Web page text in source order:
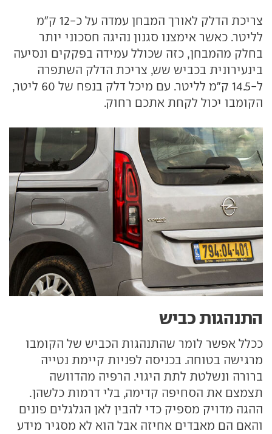
צריכת הדלק לאורך המבחן עמדה על כ-12 ק"מ
לליטר. כאשר אימצנו סגנון נהיגה חסכוני יותר
בחלק מהמבחן, כזה שכולל עמידה בפקקים ונסיעה
בינעירונית בכביש שש, צריכת הדלק השתפרה
ל-14.5 ק"מ לליטר. עם מיכל דלק בנפח של 60 ליטר,
הקומבו יכול לקחת אתכם רחוק.
התנהגות כביש
ככלל אפשר לומר שהתנהגות הכביש של הקומבו
מרגישה בטוחה. בכניסה לפניות קיימת נטייה
ברורה ונשלטת לתת היגוי. הרפיה מהדוושה
תצמצם את הסחיפה קדימה, בלי דרמות כלשהן.
ההגה מדויק מספיק כדי להבין לאן הגלגלים פונים
והאם הם מאבדים אחיזה אבל הוא לא מסגיר מידע